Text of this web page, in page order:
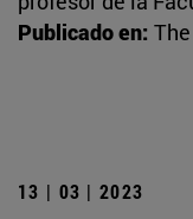
Publicado en:
13 | 03 | 2023